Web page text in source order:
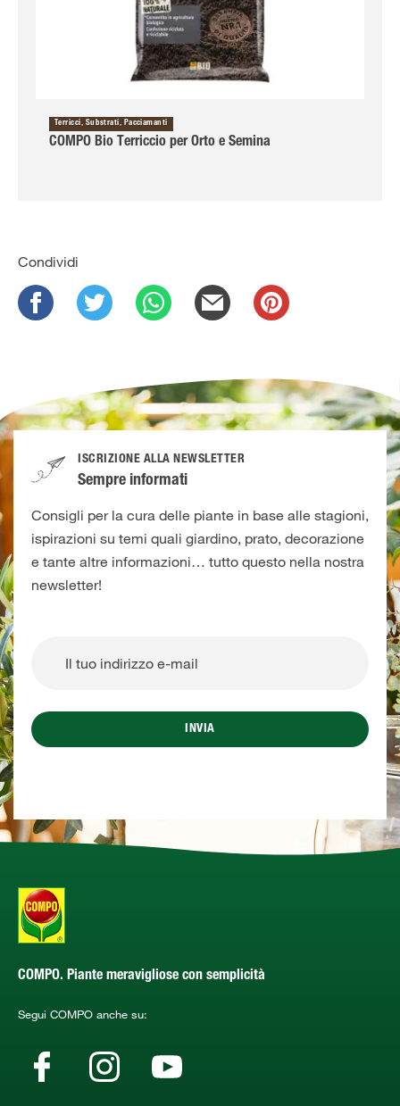
Terricci, Substrati, Pacciamanti
COMPO Bio Terriccio per Orto e Semina
Condividi
ISCRIZIONE ALLA NEWSLETTER
Sempre informati
Consigli per la cura delle piante in base alle stagioni,
ispirazioni su temi quali giardino, prato, decorazione
e tante altre informazioni… tutto questo nella nostra
newsletter!
INVIA
COMPO. Piante meravigliose con semplicità
Segui COMPO anche su: